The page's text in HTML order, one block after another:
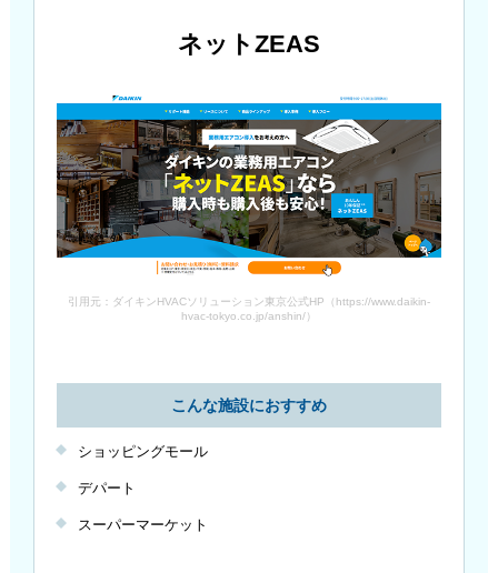
ネットZEAS
引用元：ダイキンHVACソリューション東京公式HP（https://www.daikin-
hvac-tokyo.co.jp/anshin/）
こんな施設におすすめ
ショッピングモール
デパート
スーパーマーケット